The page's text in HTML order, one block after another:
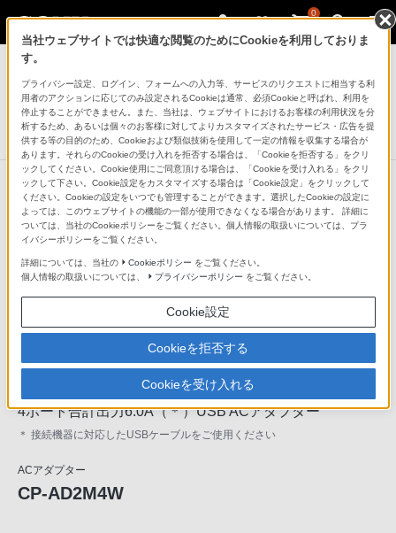
0
モバイルバッテリー／電池
ACアダプター
CP-AD2M4W
DISCONTINUED 生産完了
4ポート合計出力6.0A（＊）USB ACアダプター
＊ 接続機器に対応したUSBケーブルをご使用ください
ACアダプター
CP-AD2M4W
当社ウェブサイトでは快適な閲覧のためにCookieを利用しておりま
す。
プライバシー設定、ログイン、フォームへの入力等、サービスのリクエストに相当する利
用者のアクションに応じてのみ設定されるCookieは通常、必須Cookieと呼ばれ、利用を
停止することができません。また、当社は、ウェブサイトにおけるお客様の利用状況を分
析するため、あるいは個々のお客様に対してよりカスタマイズされたサービス・広告を提
供する等の目的のため、Cookieおよび類似技術を使用して一定の情報を収集する場合が
あります。それらのCookieの受け入れを拒否する場合は、「Cookieを拒否する」をクリ
ックしてください。Cookie使用にご同意頂ける場合は、「Cookieを受け入れる」をクリ
ックして下さい。Cookie設定をカスタマイズする場合は「Cookie設定」をクリックして
ください。Cookieの設定をいつでも管理することができます。選択したCookieの設定に
よっては、このウェブサイトの機能の一部が使用できなくなる場合があります。 詳細に
ついては、当社のCookieポリシーをご覧ください。個人情報の取扱いについては、プラ
イバシーポリシーをご覧ください。
詳細については、当社の Cookieポリシー をご覧ください。
個人情報の取扱いについては、
プライバシーポリシー をご覧ください。
Cookie設定
Cookieを拒否する
Cookieを受け入れる